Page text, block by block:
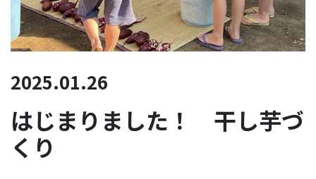
2025.01.26
はじまりました！ 干し芋づ
くり